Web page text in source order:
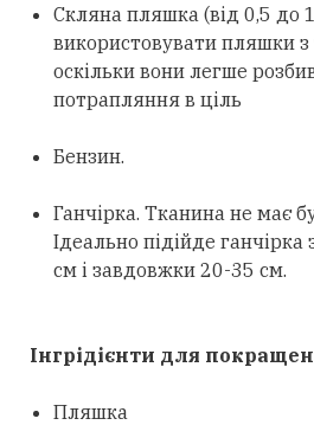
Скляна пляшка (від 0,5 до
використовувати пляшки
оскільки вони легше
потрапляння в ціль
Бензин.
Ганчірка. Тканина не має
Ідеально підійде
см і завдовжки 20-35 см.
Інгрідієнти для
Пляшка